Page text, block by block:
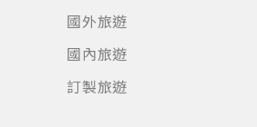
國外旅遊
國內旅遊
訂製旅遊